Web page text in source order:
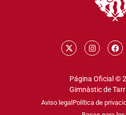
Página Oficial ©
Gimnàstic de
Aviso legal Política de